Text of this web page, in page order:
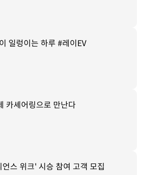
일렁이는 하루 #레이EV
카셰어링으로 만난다
스 위크' 시승 참여 고객 모집